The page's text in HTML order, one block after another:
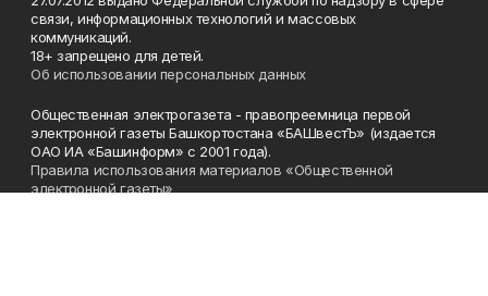
связи, информационных технологий и массовых
коммуникаций.
18+ запрещено для детей.
Об использовании персональных данных
Общественная электрогазета - правопреемница первой
электронной газеты Башкортостана «БАШвестЪ» (издается
ОАО ИА «Башинформ» с 2001 года).
Правила использования материалов «Общественной
электронной газеты»